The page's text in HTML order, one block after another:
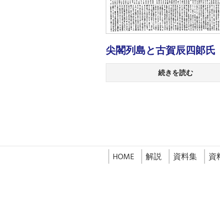
尖閣列島と古賀辰四郞氏
続きを読む
HOME 解説 資料集 資